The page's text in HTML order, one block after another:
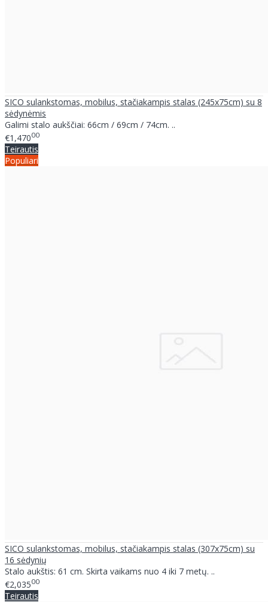
SICO sulankstomas, mobilus, stačiakampis stalas (245x75cm) su 8
sėdynėmis
Galimi stalo aukščiai: 66cm / 69cm / 74cm. ..
€1,47000
Teirautis
Populiari
SICO sulankstomas, mobilus, stačiakampis stalas (307x75cm) su
16 sėdynių
Stalo aukštis: 61 cm. Skirta vaikams nuo 4 iki 7 metų. ..
€2,03500
Teirautis